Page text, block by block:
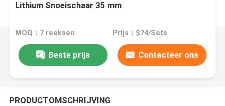
Lithium Snoeischaar 35 mm
MOQ：7 reeksen Prijs：$74/Sets
Beste prijs Contacteer ons
PRODUCTOMSCHRIJVING